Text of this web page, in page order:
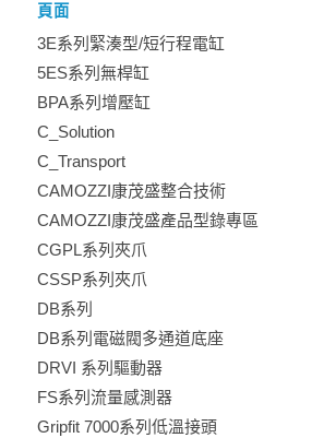
頁面
3E系列緊湊型/短行程電缸
5ES系列無桿缸
BPA系列增壓缸
C_Solution
C_Transport
CAMOZZI康茂盛整合技術
CAMOZZI康茂盛產品型錄專區
CGPL系列夾爪
CSSP系列夾爪
DB系列
DB系列電磁閥多通道底座
DRVI 系列驅動器
FS系列流量感測器
Gripfit 7000系列低溫接頭